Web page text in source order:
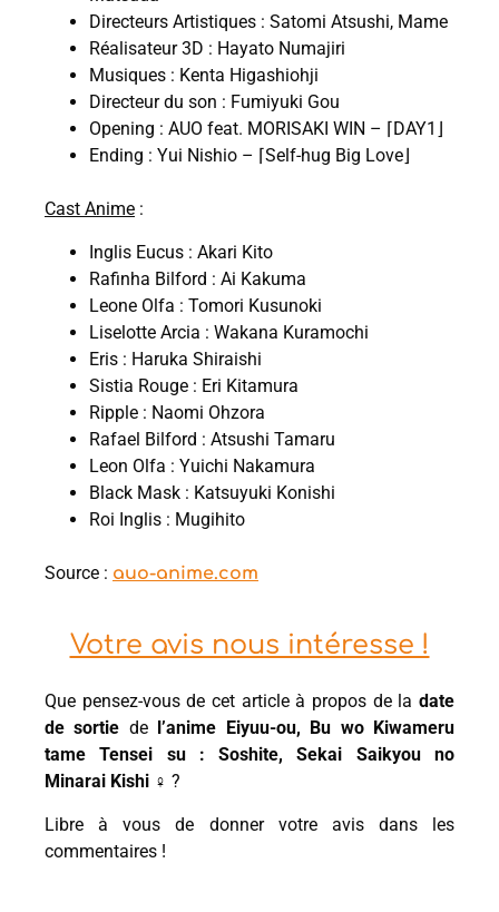
Directeurs Artistiques : Satomi Atsushi, Mame
Réalisateur 3D : Hayato Numajiri
Musiques : Kenta Higashiohji
Directeur du son : Fumiyuki Gou
Opening : AUO feat. MORISAKI WIN – ⌈DAY1⌋
Ending : Yui Nishio – ⌈Self-hug Big Love⌋
Cast Anime :
Inglis Eucus : Akari Kito
Rafinha Bilford : Ai Kakuma
Leone Olfa : Tomori Kusunoki
Liselotte Arcia : Wakana Kuramochi
Eris : Haruka Shiraishi
Sistia Rouge : Eri Kitamura
Ripple : Naomi Ohzora
Rafael Bilford : Atsushi Tamaru
Leon Olfa : Yuichi Nakamura
Black Mask : Katsuyuki Konishi
Roi Inglis : Mugihito
Source : auo-anime.com
Votre avis nous intéresse !
Que pensez-vous de cet article à propos de la date
de sortie de
l’anime Eiyuu-ou, Bu wo Kiwameru
tame Tensei su : Soshite, Sekai Saikyou no
Minarai Kishi ♀ ?
Libre à vous de donner votre avis dans les
commentaires !